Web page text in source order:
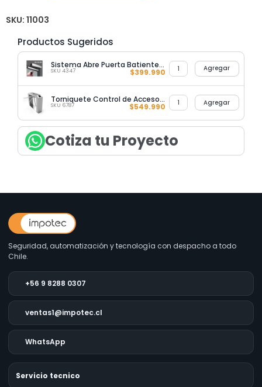
SKU: 11003
Productos Sugeridos
Sistema Abre Puerta Batiente Automatico Push (Empuje) Pull (Tirar)
SKU 4347 $399.990 Agregar
Torniquete Control de Acceso Acero Inoxidable
SKU 6787 $549.990 Agregar
Cotiza tu Proyecto
Seguridad, automatización y tecnología con despacho a todo
Chile.
+56 9 8288 0307
ventas1@impotec.cl
WhatsApp
Servicio tecnico